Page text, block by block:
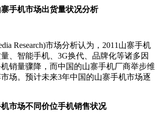
手机市场出货量状况分析
Research)市场分析认为，2011山寨手机
、智能手机、3G换代、品牌化等诸多因
销量骤降，而中国的山寨手机厂商举步维
场。预计未来3年中国的山寨手机市场逐
市场不同价位手机销售状况